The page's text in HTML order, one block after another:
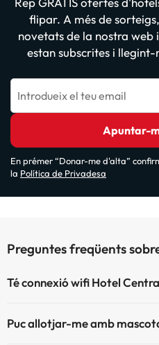
flipar. A més de
novetats de la nostra web
estan subscrites i
Introdueix el teu email
Apuntar-
En prémer “Donar-me d'alta”
la Política de Privadesa
Preguntes freqüents
Té connexió wifi Hotel
Puc allotjar-me amb